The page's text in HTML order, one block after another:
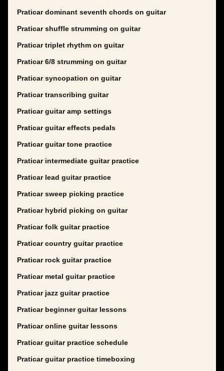
Praticar dominant seventh chords on guitar
Praticar shuffle strumming on guitar
Praticar triplet rhythm on guitar
Praticar 6/8 strumming on guitar
Praticar syncopation on guitar
Praticar transcribing guitar
Praticar guitar amp settings
Praticar guitar effects pedals
Praticar guitar tone practice
Praticar intermediate guitar practice
Praticar lead guitar practice
Praticar sweep picking practice
Praticar hybrid picking on guitar
Praticar folk guitar practice
Praticar country guitar practice
Praticar rock guitar practice
Praticar metal guitar practice
Praticar jazz guitar practice
Praticar beginner guitar lessons
Praticar online guitar lessons
Praticar guitar practice schedule
Praticar guitar practice timeboxing